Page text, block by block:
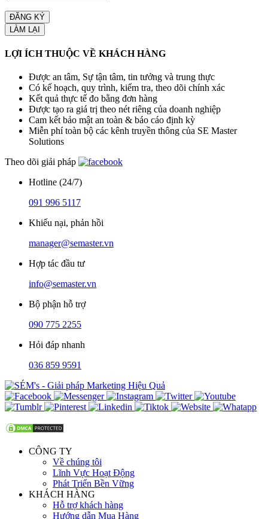
LỢI ÍCH THUỘC VỀ KHÁCH HÀNG
Được an tâm, Sự tận tâm, tin tưởng và trung thực
Có kế hoạch, quy trình, kiểm tra, theo dõi chính xác
Kết quả thực tế đo bằng đơn hàng
Được tạo ra giá trị theo nét riêng của doanh nghiệp
Cam kết bảo mật an toàn & báo cáo định kỳ
Miễn phí toàn bộ các kênh truyền thông của SE Master
Solutions
Theo dõi giải pháp
Hotline (24/7)
091 996 5117
Khiếu nại, phản hồi
manager@semaster.vn
Hợp tác đầu tư
info@semaster.vn
Bộ phận hỗ trợ
090 775 2255
Hỏi đáp nhanh
036 859 9591
CÔNG TY
Về chúng tôi
Lĩnh Vực Hoạt Động
Phát Triển Bền Vững
KHÁCH HÀNG
Hỗ trợ khách hàng
Hướng dẫn Mua Hàng